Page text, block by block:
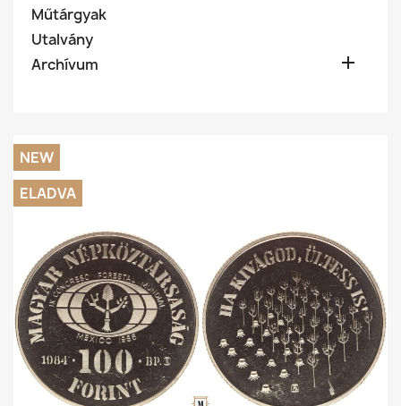
Műtárgyak
Utalvány
Archívum

NEW
ELADVA